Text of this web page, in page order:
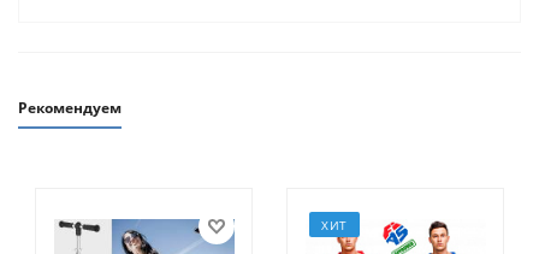
Рекомендуем
ХИТ